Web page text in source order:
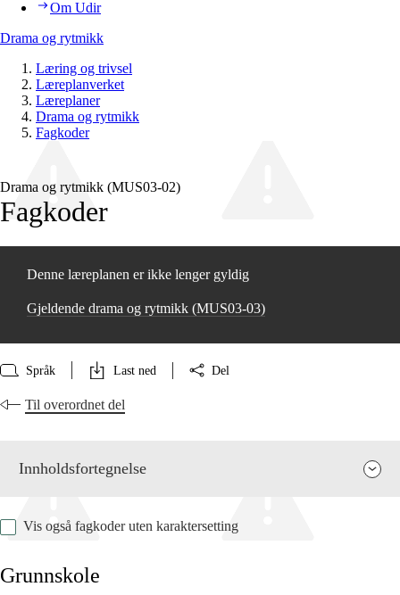
Om Udir
Drama og rytmikk
Læring og trivsel
Læreplanverket
Læreplaner
Drama og rytmikk
Fagkoder
Drama og rytmikk (MUS03‑02)
Fagkoder
Denne læreplanen er ikke lenger gyldig
Gjeldende drama og rytmikk (MUS03‑03)
Språk Last ned Del
Til overordnet del
Innholdsfortegnelse
Vis også fagkoder uten karaktersetting
Grunnskole